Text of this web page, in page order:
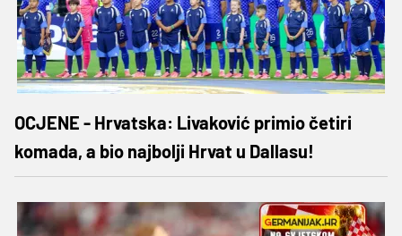
OCJENE - Hrvatska: Livaković primio četiri
komada, a bio najbolji Hrvat u Dallasu!